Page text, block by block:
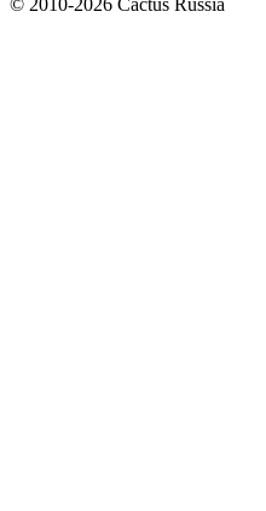
© 2010-2026 Cactus Russia